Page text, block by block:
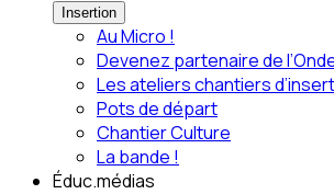
Insertion
Au Micro !
Devenez partenaire de
Les ateliers chantiers
Pots de départ
Chantier Culture
La bande !
Éduc.médias